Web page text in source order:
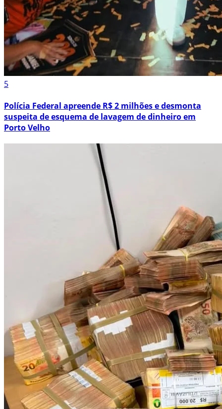
5
Polícia Federal apreende R$ 2 milhões e desmonta
suspeita de esquema de lavagem de dinheiro em
Porto Velho